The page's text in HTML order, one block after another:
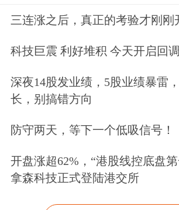
可转债购买对于大多数投
较陌生，投资者可通过几
购新股一样，直接申购可
量等，最后确认即可。可
值都为100元，申购的最
1000元。业内人士表示，
三连涨之后，真正的考验才刚刚
科技巨震 利好堆积 今天开启回调
深夜14股发业绩，5股业绩暴雷
长，别搞错方向
防守两天，等下一个低吸信号！
开盘涨超62%，“港股线控底盘第
拿森科技正式登陆港交所